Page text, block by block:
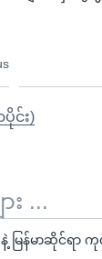
င်း)
...
ြန်မာဆိုင်ရာ